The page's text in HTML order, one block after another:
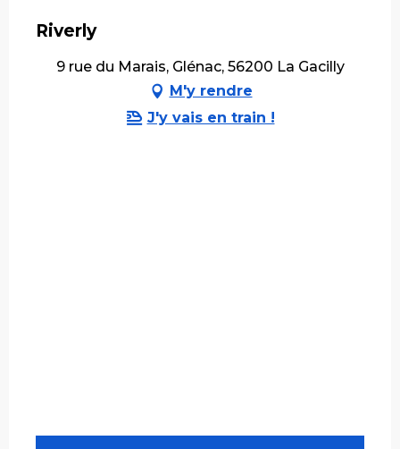
Riverly
9 rue du Marais, Glénac, 56200 La Gacilly
M'y rendre
J'y vais en train !